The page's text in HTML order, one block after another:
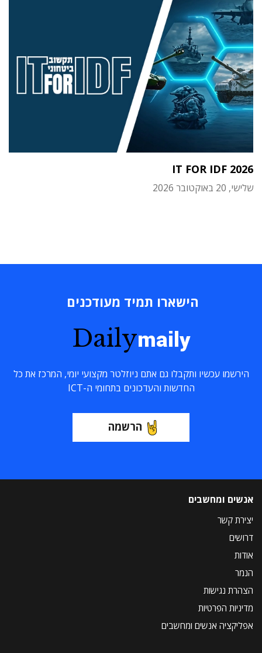
IT FOR IDF 2026
שלישי, 20 באוקטובר 2026
הישארו תמיד מעודכנים
Dailymaily
הירשמו עכשיו ותקבלו גם אתם ניוזלטר מקצועי יומי, המרכז את כל
החדשות והעדכונים בתחומי ה-ICT
הרשמה
אנשים ומחשבים
יצירת קשר
דרושים
אודות
הנמר
הצהרת נגישות
מדיניות הפרטיות
אפליקציה אנשים ומחשבים